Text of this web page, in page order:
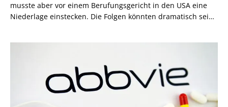
musste aber vor einem Berufungsgericht in den USA eine
Niederlage einstecken. Die Folgen könnten dramatisch sein,